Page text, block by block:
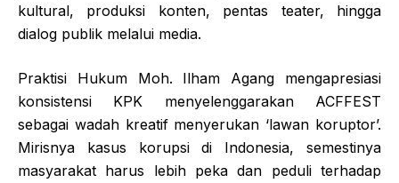
kultural, produksi konten, pentas teater, hingga
dialog publik melalui media.
Praktisi Hukum Moh. Ilham Agang mengapresiasi
konsistensi KPK menyelenggarakan ACFFEST
sebagai wadah kreatif menyerukan ‘lawan koruptor’.
Mirisnya kasus korupsi di Indonesia, semestinya
masyarakat harus lebih peka dan peduli terhadap